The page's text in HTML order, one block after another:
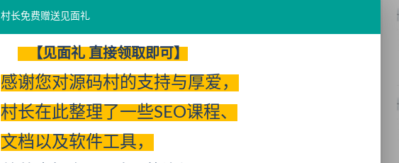
村长免费赠送见面礼
【见面礼 直接领取即可】
感谢您对源码村的支持与厚爱，
村长在此整理了一些SEO课程、
文档以及软件工具，